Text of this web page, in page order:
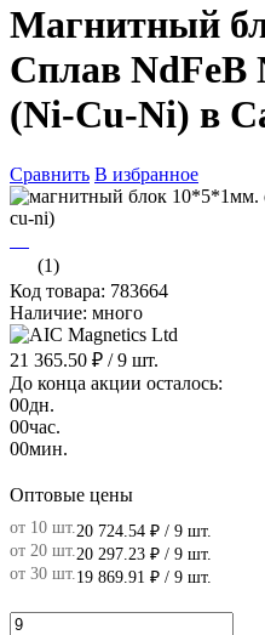
Магнитный
Сплав NdFeB
(Ni-Cu-Ni) в
Сравнить В избранное
(1)
Код товара: 783664
Наличие: много
21 365.50 ₽ / 9 шт.
До конца акции осталось:
00дн.
00час.
00мин.
Оптовые цены
от 10 шт. 20 724.54 ₽ / 9 шт.
от 20 шт. 20 297.23 ₽ / 9 шт.
от 30 шт. 19 869.91 ₽ / 9 шт.